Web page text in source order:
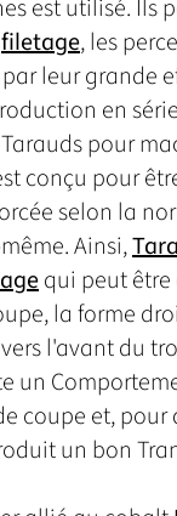
est utilisé. Ils
filetage, les
leur grande
en
pour
conçu pour
selon la
Ainsi,
qui peut
la forme
l'avant du
un
coupe et,
un bon